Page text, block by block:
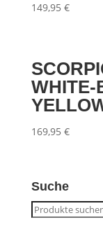
149,95 €
WHITE-
169,95 €
Suche
Suche